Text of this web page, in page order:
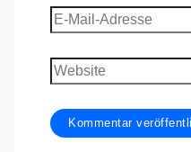
E-
Mail-
Adresse
Website